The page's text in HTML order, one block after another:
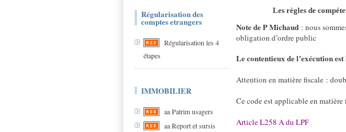
Régularisation des
comptes etrangers
Régularisation les 4
étapes
IMMOBILIER
aa Patrim usagers
aa Report et sursis
Les règles de
Note de P Michaud : nous
obligation d’ordre public
Le contentieux de l’exécution
Attention en matière fiscale :
Ce code est applicable en matière
Article L258 A du LPF